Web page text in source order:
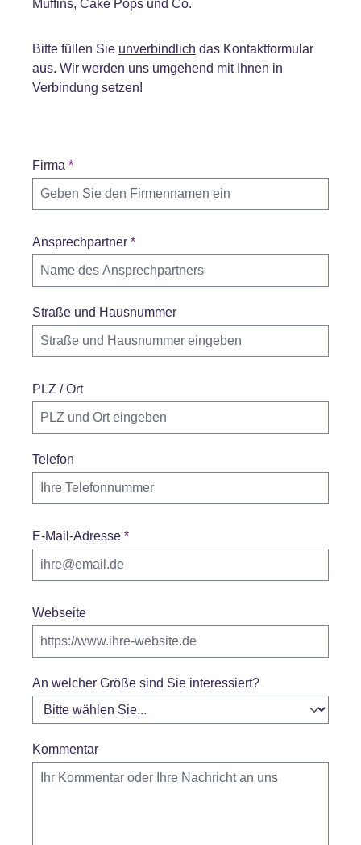
Muffins, Cake Pops und Co.
Bitte füllen Sie unverbindlich das Kontaktformular
aus. Wir werden uns umgehend mit Ihnen in
Verbindung setzen!
Firma *
Ansprechpartner *
Straße und Hausnummer
PLZ / Ort
Telefon
E-Mail-Adresse *
Webseite
An welcher Größe sind Sie interessiert?
Kommentar